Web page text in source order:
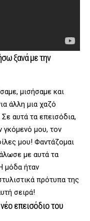
ξανά με την
μισήσαμε και
άλλη μια χαζό
αυτά τα επεισόδια,
γκόμενό μου, τον
μου! Φαντάζομαι
με αυτά τα
μόδα ήταν
πρότυπα της
σειρά!
επεισόδιο του